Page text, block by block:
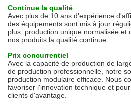
Continue la qualité
Avec plus de 10 ans d'expérience
des équipements sont mis à jour
plus, production unique normalisée et
nos produits la qualité continue.
Prix concurrentiel
Avec la capacité de production de
de production professionnelle, notre
production modulaire efficace. Nous
favoriser l'innovation technique et
clients d'avantage.